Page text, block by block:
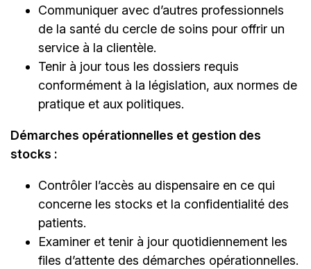
Communiquer avec d’autres professionnels
de la santé du cercle de soins pour offrir un
service à la clientèle.
Tenir à jour tous les dossiers requis
conformément à la législation, aux normes de
pratique et aux politiques.
Démarches opérationnelles et gestion des
stocks :
Contrôler l’accès au dispensaire en ce qui
concerne les stocks et la confidentialité des
patients.
Examiner et tenir à jour quotidiennement les
files d’attente des démarches opérationnelles.